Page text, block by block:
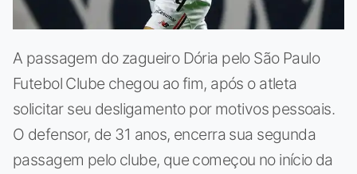
A passagem do zagueiro Dória pelo São Paulo
Futebol Clube chegou ao fim, após o atleta
solicitar seu desligamento por motivos pessoais.
O defensor, de 31 anos, encerra sua segunda
passagem pelo clube, que começou no início da